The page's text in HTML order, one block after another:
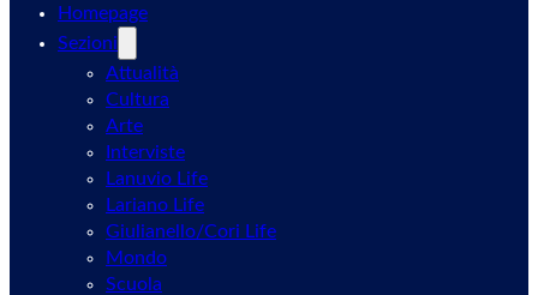
Homepage
Sezioni
Attualità
Cultura
Arte
Interviste
Lanuvio Life
Lariano Life
Giulianello/Cori Life
Mondo
Scuola